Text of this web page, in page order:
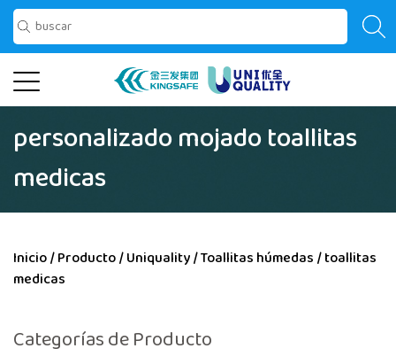
personalizado mojado toallitas
medicas
Inicio/Producto/Uniquality/Toallitas húmedas /toallitas
medicas
Categorías de Producto